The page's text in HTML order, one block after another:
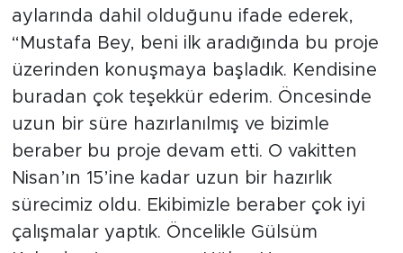
aylarında dahil olduğunu ifade ederek,
“Mustafa Bey, beni ilk aradığında bu proje
üzerinden konuşmaya başladık. Kendisine
buradan çok teşekkür ederim. Öncesinde
uzun bir süre hazırlanılmış ve bizimle
beraber bu proje devam etti. O vakitten
Nisan’ın 15’ine kadar uzun bir hazırlık
sürecimiz oldu. Ekibimizle beraber çok iyi
çalışmalar yaptık. Öncelikle Gülsüm